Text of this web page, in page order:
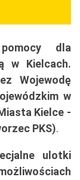
dla
w Kielcach.
Wojewodę
w
Kielce -
PKS).
ulotki